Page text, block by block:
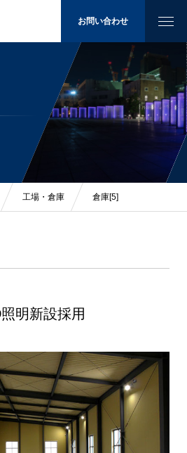
お問い合わせ
工場・倉庫 倉庫[5]
明新設採用